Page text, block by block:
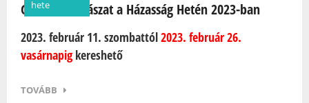
hete
Geoláda vadászat a Házasság Hetén 2023-ban
2023. február 11. szombattól2023. február 26.
vasárnapig kereshető
TOVÁBB